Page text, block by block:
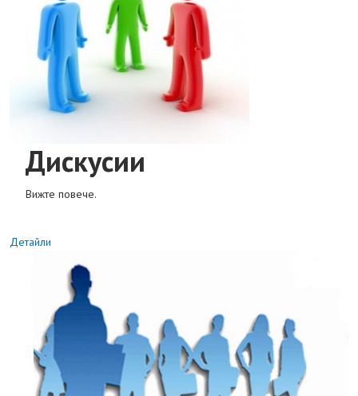
Дискусии
Вижте повече.
Детайли